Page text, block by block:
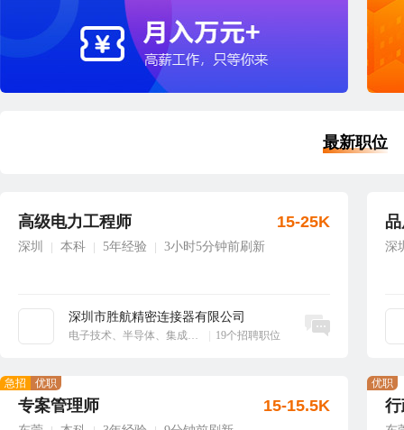
最新职位
高级电力工程师
深圳 本科 5年经验 3小时5分钟前刷新
深圳市胜航精密连接器有限公司
电子技术、半导体、集成电路 19个招聘职位
15-25K
立即沟通
深
专案管理师
急招 优职
15-15.5K
优职